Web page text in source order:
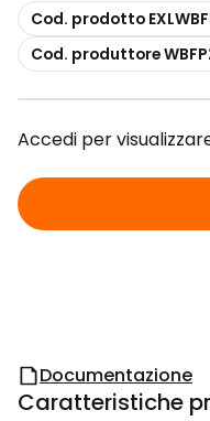
copia
Cod. prodotto
copia
Cod. produttore
Accedi per
Documentazione
Caratteristiche